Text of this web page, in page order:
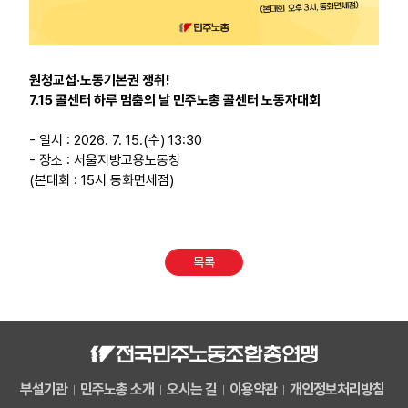
원청교섭·노동기본권 쟁취!
7.15 콜센터 하루 멈춤의 날 민주노총 콜센터 노동자대회
- 일시 : 2026. 7. 15.(수) 13:30
- 장소 : 서울지방고용노동청
(본대회 : 15시 동화면세점)
목록
부설기관 민주노총 소개 오시는 길 이용약관 개인정보처리방침